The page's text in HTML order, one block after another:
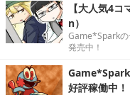
【大人気4
n）
Game*Sparkの
発売中！
好評稼働中！